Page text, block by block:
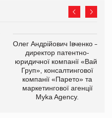
Олег Андрійович Івченко —
директор патентно-
юридичної компанії «Вайз
Груп», консалтингової
компанії «Парето» та
маркетингової агенції
Myka Agency.